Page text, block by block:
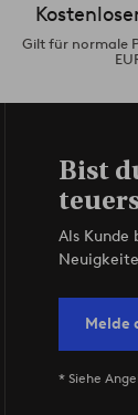
Gilt für normale
Bist
Als Kunde
Melde
* Siehe